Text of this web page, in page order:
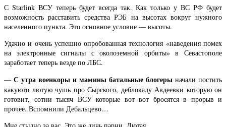
С Starlink ВСУ теперь будет всегда так. Как только у ВС РФ будет
возможность расставить средства РЭБ на высотах вокруг нужного
населенного пункта. Это основное условие — высоты.
Удачно и очень успешно опробованная технология «наведения помех
на электронные сигналы с околоземной орбиты» в Севастополе
заработает теперь везде по ЛБС.
— С утра военкоры и мамины батальные блогеры начали постить
какуюто лютую чушь про Сырского, деблокаду Авдеевки которую он
готовит, сотни тысяч ВСУ которые вот вот бросятся в прорыв и
прочее. Вспомнили Дебальцево…